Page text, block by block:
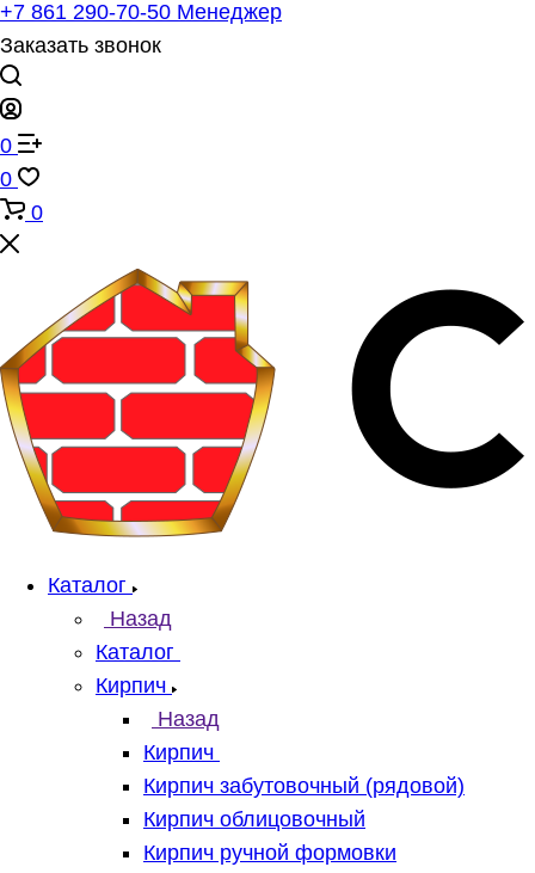
+7 861 290-70-50 Менеджер
Заказать звонок
0
0
0
Каталог
Назад
Каталог
Кирпич
Назад
Кирпич
Кирпич забутовочный (рядовой)
Кирпич облицовочный
Кирпич ручной формовки